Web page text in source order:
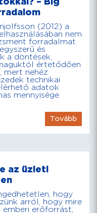
– Big
(2012) a
nem
forradalmat
és
a döntések,
értetődően
mert nehéz
technikai
adatok
mennyisége
Tovább
az üzleti
hogy
arról, hogy mire
erőforrást,